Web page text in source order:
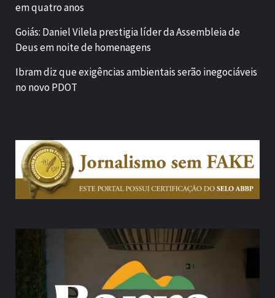
em quatro anos
Goiás: Daniel Vilela prestigia líder da Assembleia de
Deus em noite de homenagens
Ibram diz que exigências ambientais serão inegociáveis
no novo PDOT